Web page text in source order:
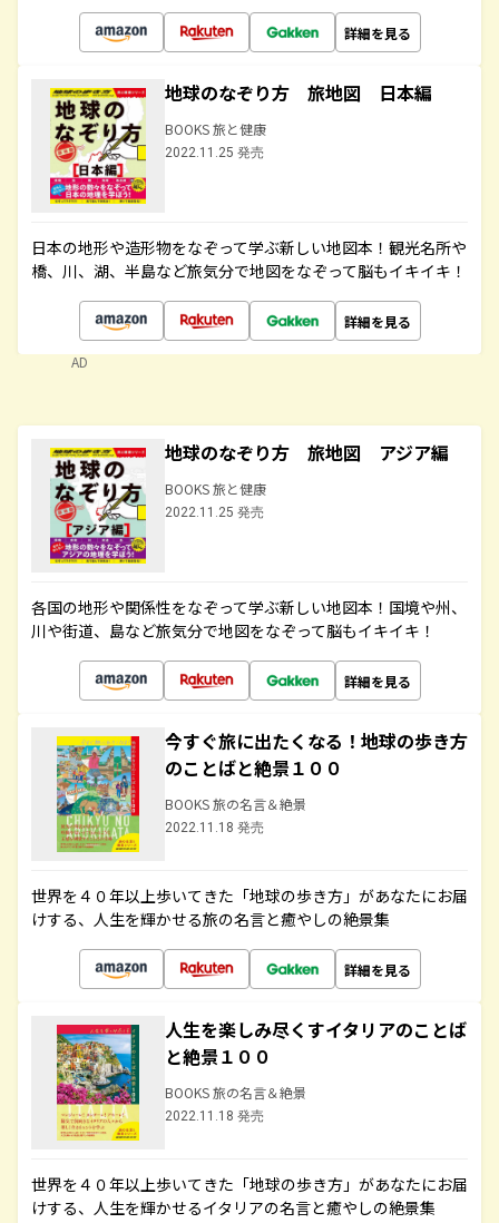
詳細を見る
地球のなぞり方 旅地図 日本編
BOOKS 旅と健康
2022.11.25 発売
日本の地形や造形物をなぞって学ぶ新しい地図本！観光名所や
橋、川、湖、半島など旅気分で地図をなぞって脳もイキイキ！
詳細を見る
AD
地球のなぞり方 旅地図 アジア編
BOOKS 旅と健康
2022.11.25 発売
各国の地形や関係性をなぞって学ぶ新しい地図本！国境や州、
川や街道、島など旅気分で地図をなぞって脳もイキイキ！
詳細を見る
今すぐ旅に出たくなる！地球の歩き方
のことばと絶景１００
BOOKS 旅の名言＆絶景
2022.11.18 発売
世界を４０年以上歩いてきた「地球の歩き方」があなたにお届
けする、人生を輝かせる旅の名言と癒やしの絶景集
詳細を見る
人生を楽しみ尽くすイタリアのことば
と絶景１００
BOOKS 旅の名言＆絶景
2022.11.18 発売
世界を４０年以上歩いてきた「地球の歩き方」があなたにお届
けする、人生を輝かせるイタリアの名言と癒やしの絶景集